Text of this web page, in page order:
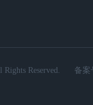
Reserved. 备案